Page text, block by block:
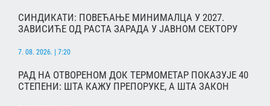
СИНДИКАТИ: ПОВЕЋАЊЕ МИНИМАЛЦА У 2027.
ЗАВИСИЋЕ ОД РАСТА ЗАРАДА У ЈАВНОМ СЕКТОРУ
7. 08. 2026. | 7:20
РАД НА ОТВОРЕНОМ ДОК ТЕРМОМЕТАР ПОКАЗУЈЕ 40
СТЕПЕНИ: ШТА КАЖУ ПРЕПОРУКЕ, А ШТА ЗАКОН